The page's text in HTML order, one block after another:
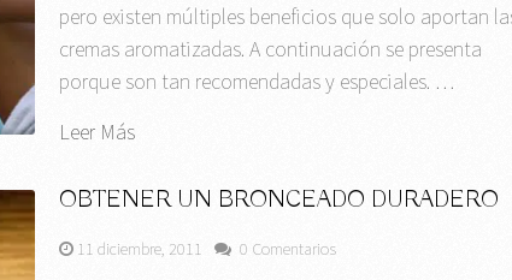
pero existen múltiples beneficios que solo aportan
cremas aromatizadas. A continuación se presenta
porque son tan recomendadas y especiales. …
Leer Más
OBTENER UN BRONCEADO DURADERO
11 diciembre, 2011 0 Comentarios